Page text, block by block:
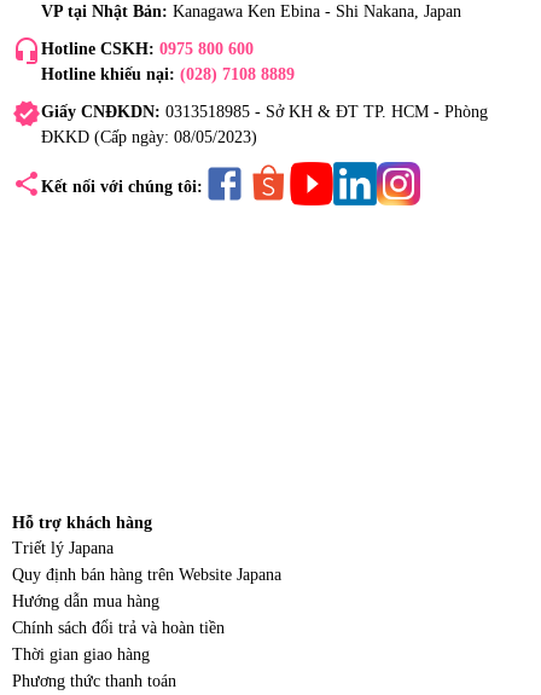
VP tại Nhật Bản: Kanagawa Ken Ebina - Shi Nakana, Japan
headset_mic Hotline CSKH: 0975 800 600
Hotline khiếu nại: (028) 7108 8889
verifiedGiấy CNĐKDN: 0313518985 - Sở KH & ĐT TP. HCM - Phòng
ĐKKD (Cấp ngày: 08/05/2023)
share Kết nối với chúng tôi:
Hỗ trợ khách hàng
Triết lý Japana
Quy định bán hàng trên Website Japana
Hướng dẫn mua hàng
Chính sách đổi trả và hoàn tiền
Thời gian giao hàng
Phương thức thanh toán